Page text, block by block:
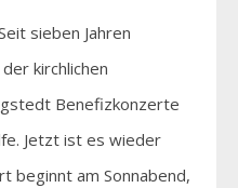
sieben Jahren
kirchlichen
Benefizkonzerte
Jetzt ist es wieder
beginnt am Sonnabend,